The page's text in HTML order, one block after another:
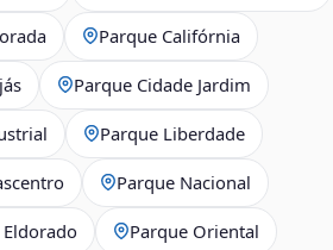
Parque Califórnia
Parque Cidade Jardim
Parque Liberdade
Parque Nacional
Parque Oriental